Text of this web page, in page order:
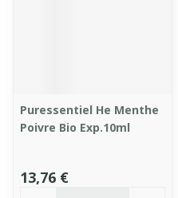
Puressentiel He Menthe
Poivre Bio Exp.10ml
13,76 €